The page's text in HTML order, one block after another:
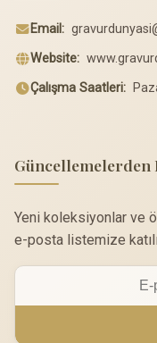
Email:
Website:
Çalışma Saatleri:
Güncellemelerden
Yeni koleksiyonlar ve
e-posta listemize